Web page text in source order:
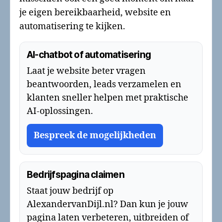
je eigen bereikbaarheid, website en
automatisering te kijken.
AI-chatbot of automatisering
Laat je website beter vragen
beantwoorden, leads verzamelen en
klanten sneller helpen met praktische
AI-oplossingen.
Bespreek de mogelijkheden
Bedrijfspagina claimen
Staat jouw bedrijf op
AlexandervanDijl.nl? Dan kun je jouw
pagina laten verbeteren, uitbreiden of